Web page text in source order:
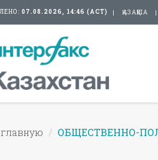
07.08.2026, 14:46 (АСТ) ҚАЗАҚША
ОБЩЕСТВЕННО-